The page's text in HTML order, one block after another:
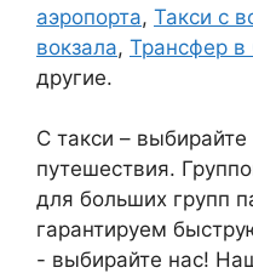
аэропорта, Такси с
вокзала, Трансфер в
другие.
С такси –
путешествия.
для больших групп
гарантируем
- выбирайте нас!